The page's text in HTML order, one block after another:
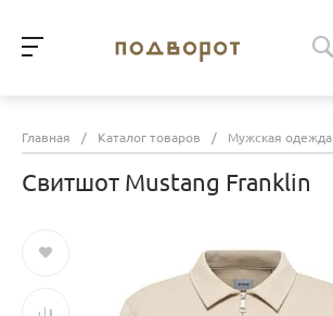
Главная / Каталог товаров / Мужская одежда
Свитшот Mustang Franklin